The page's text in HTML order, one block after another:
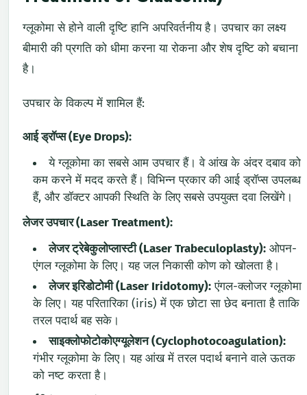
ग्लूकोमा से होने वाली दृष्टि हानि अपरिवर्तनीय है। उपचार का लक्ष्य
बीमारी की प्रगति को धीमा करना या रोकना और शेष दृष्टि को बचाना
है।
उपचार के विकल्प में शामिल हैं:
आई ड्रॉप्स (Eye Drops):
ये ग्लूकोमा का सबसे आम उपचार हैं। वे आंख के अंदर दबाव को
कम करने में मदद करते हैं। विभिन्न प्रकार की आई ड्रॉप्स उपलब्ध
हैं, और डॉक्टर आपकी स्थिति के लिए सबसे उपयुक्त दवा लिखेंगे।
लेजर उपचार (Laser Treatment):
लेजर ट्रेबेकुलोप्लास्टी (Laser Trabeculoplasty): ओपन-
एंगल ग्लूकोमा के लिए। यह जल निकासी कोण को खोलता है।
लेजर इरिडोटोमी (Laser Iridotomy):एंगल-क्लोजर ग्लूकोमा
के लिए। यह परितारिका (iris) में एक छोटा सा छेद बनाता है ताकि
तरल पदार्थ बह सके।
साइक्लोफोटोकोएग्यूलेशन (Cyclophotocoagulation):
गंभीर ग्लूकोमा के लिए। यह आंख में तरल पदार्थ बनाने वाले ऊतक
को नष्ट करता है।